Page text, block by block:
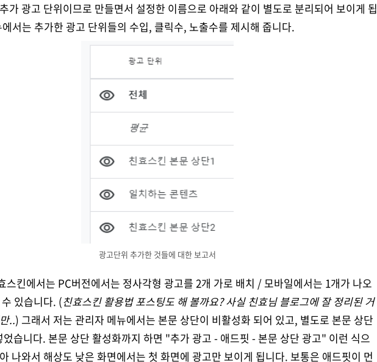
가 광고 단위이므로 만들면서 설정한 이름으로 아래와 같이 별도로 분리되어 보이게 됩
서는 추가한 광고 단위들의 수입, 클릭수, 노출수를 제시해 줍니다.
광고단위 추가한 것들에 대한 보고서
스킨에서는 PC버전에서는 정사각형 광고를 2개 가로 배치 / 모바일에서는 1개가 나오
있습니다. (친효스킨 활용법 포스팅도 해 볼까요? 사실 친효님 블로그에 잘 정리된 거
..) 그래서 저는 관리자 메뉴에서는 본문 상단이 비활성화 되어 있고, 별도로 본문 상단
었습니다. 본문 상단 활성화까지 하면 "추가 광고 - 애드핏 - 본문 상단 광고" 이런 식으
나와서 해상도 낮은 화면에서는 첫 화면에 광고만 보이게 됩니다. 보통은 애드핏이 먼